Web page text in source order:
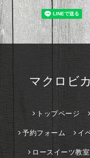
マクロビ
トップページ
予約フォーム イ
ロースイーツ教室